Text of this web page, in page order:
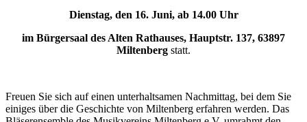
Dienstag, den 16. Juni, ab 14.00 Uhr
im Bürgersaal des Alten Rathauses, Hauptstr. 137, 63897
Miltenberg statt.
Freuen Sie sich auf einen unterhaltsamen Nachmittag, bei dem Sie
einiges über die Geschichte von Miltenberg erfahren werden. Das